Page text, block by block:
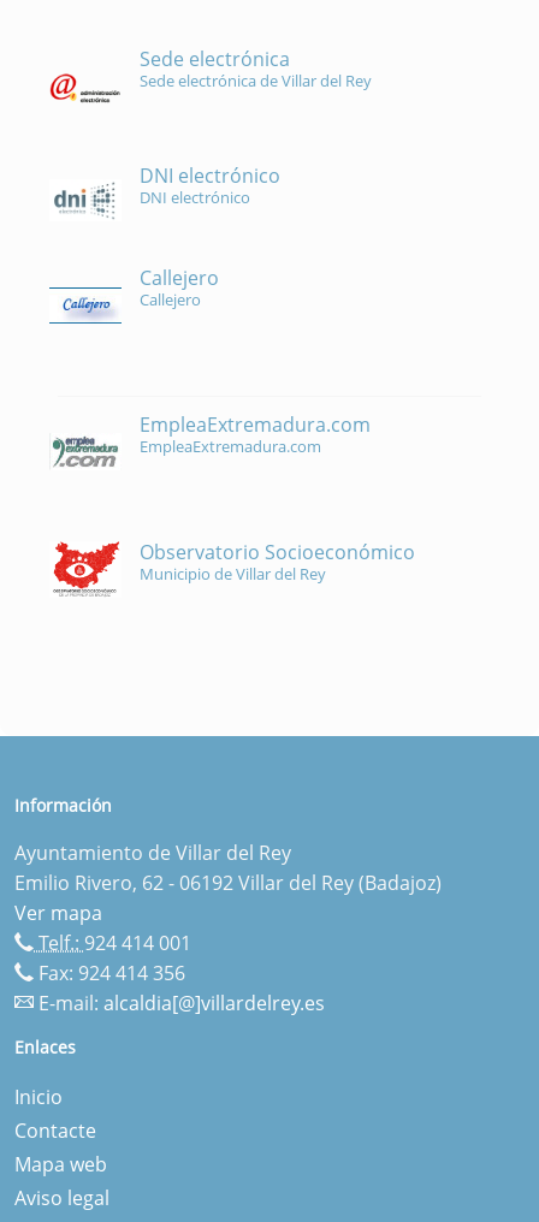
Sede electrónica
Sede electrónica de Villar del Rey
DNI electrónico
DNI electrónico
Callejero
Callejero
EmpleaExtremadura.com
EmpleaExtremadura.com
Observatorio Socioeconómico
Municipio de Villar del Rey
Información
Ayuntamiento de Villar del Rey
Emilio Rivero, 62 - 06192 Villar del Rey (Badajoz)
Ver mapa
Telf.: 924 414 001
Fax: 924 414 356
E-mail: alcaldia[@]villardelrey.es
Enlaces
Inicio
Contacte
Mapa web
Aviso legal